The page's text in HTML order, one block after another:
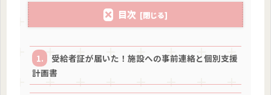
目次
受給者証が届いた！施設への事前連絡と個別支援
計画書